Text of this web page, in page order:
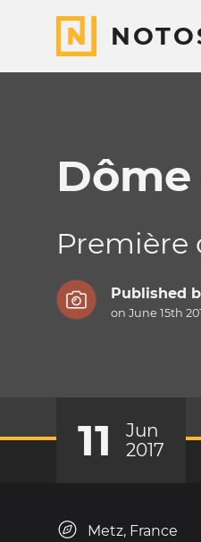
Première
Published
on June 15th
11
Jun
2017
Metz, France